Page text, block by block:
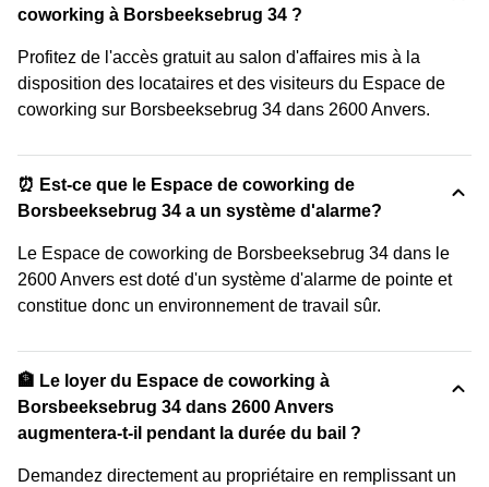
coworking à Borsbeeksebrug 34 ?
Profitez de l'accès gratuit au salon d'affaires mis à la
disposition des locataires et des visiteurs du Espace de
coworking sur Borsbeeksebrug 34 dans 2600 Anvers.
⏰ Est-ce que le Espace de coworking de
Borsbeeksebrug 34 a un système d'alarme?
Le Espace de coworking de Borsbeeksebrug 34 dans le
2600 Anvers est doté d'un système d'alarme de pointe et
constitue donc un environnement de travail sûr.
🏦 Le loyer du Espace de coworking à
Borsbeeksebrug 34 dans 2600 Anvers
augmentera-t-il pendant la durée du bail ?
Demandez directement au propriétaire en remplissant un